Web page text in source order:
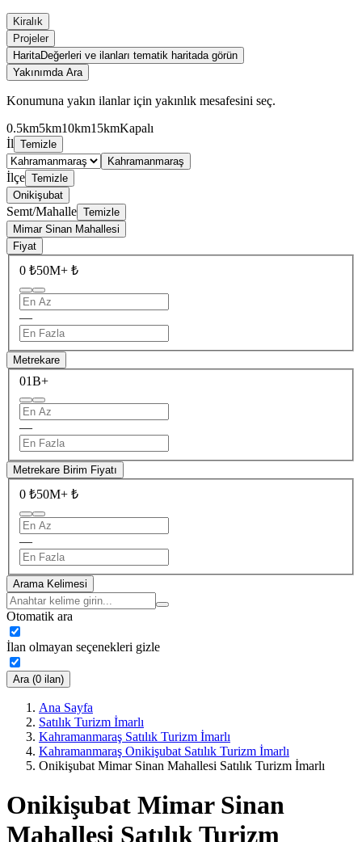
Kiralık
Projeler
HaritaDeğerleri ve ilanları tematik haritada görün
Yakınımda Ara
Konumuna yakın ilanlar için yakınlık mesafesini seç.
0.5km5km10km15kmKapalı
İl Temizle
Kahramanmaraş
İlçe Temizle
Onikişubat
Semt/Mahalle Temizle
Mimar Sinan Mahallesi
Fiyat
0 ₺50M+ ₺
—
Metrekare
01B+
—
Metrekare Birim Fiyatı
0 ₺50M+ ₺
—
Arama Kelimesi
Otomatik ara
İlan olmayan seçenekleri gizle
Ara (0 ilan)
Ana Sayfa
Satılık Turizm İmarlı
Kahramanmaraş Satılık Turizm İmarlı
Kahramanmaraş Onikişubat Satılık Turizm İmarlı
Onikişubat Mimar Sinan Mahallesi Satılık Turizm İmarlı
Onikişubat Mimar Sinan
Mahallesi Satılık Turizm